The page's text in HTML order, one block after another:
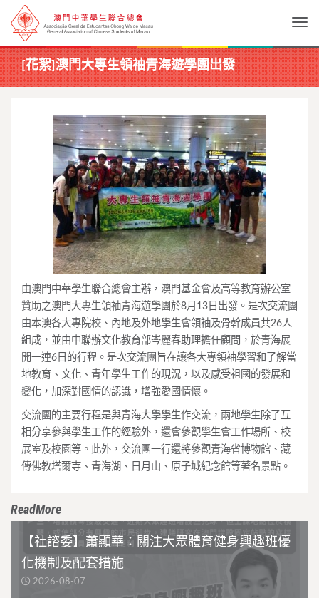
[花絮]澳門大專生領袖青海遊學團出發
由澳門中華學生聯合總會主辦，澳門基金會及高等教育辦公室
贊助之澳門大專生領袖青海遊學團於8月13日出發。是次交流團
由本澳各大專院校、內地及外地學生會領袖及骨幹成員共26人
組成，並由中聯辦文化教育部岑麗春助理擔任顧問，於青海展
開一連6日的行程。是次交流團旨在讓各大專領袖學習和了解當
地教育、文化、青年學生工作的現況，以及感受祖國的發展和
變化，加深對國情的認識，增強愛國情懷。
交流團的主要行程是與青海大學學生作交流，兩地學生除了互
相分享參與學生工作的經驗外，還會參觀學生會工作場所、校
展室及校園等。此外，交流團一行還將參觀青海省博物館、藏
傳佛教塔爾寺、青海湖、日月山、原子城紀念館等著名景點。
ReadMore
【社諮委】蕭顯華：關注大眾體育健身興趣班優
化機制及配套措施
2026-08-07